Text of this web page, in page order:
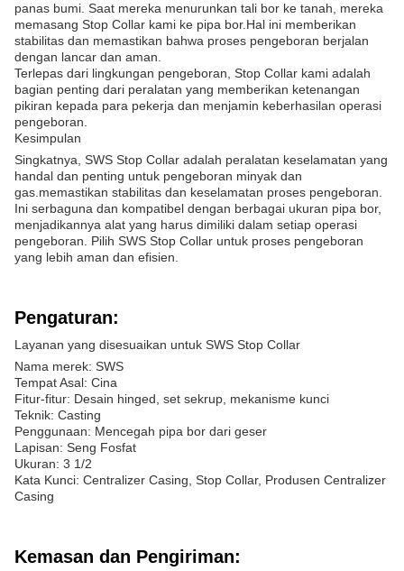
panas bumi. Saat mereka menurunkan tali bor ke tanah, mereka
memasang Stop Collar kami ke pipa bor.Hal ini memberikan
stabilitas dan memastikan bahwa proses pengeboran berjalan
dengan lancar dan aman.
Terlepas dari lingkungan pengeboran, Stop Collar kami adalah
bagian penting dari peralatan yang memberikan ketenangan
pikiran kepada para pekerja dan menjamin keberhasilan operasi
pengeboran.
Kesimpulan
Singkatnya, SWS Stop Collar adalah peralatan keselamatan yang
handal dan penting untuk pengeboran minyak dan
gas.memastikan stabilitas dan keselamatan proses pengeboran.
Ini serbaguna dan kompatibel dengan berbagai ukuran pipa bor,
menjadikannya alat yang harus dimiliki dalam setiap operasi
pengeboran. Pilih SWS Stop Collar untuk proses pengeboran
yang lebih aman dan efisien.
Pengaturan:
Layanan yang disesuaikan untuk SWS Stop Collar
Nama merek: SWS
Tempat Asal: Cina
Fitur-fitur: Desain hinged, set sekrup, mekanisme kunci
Teknik: Casting
Penggunaan: Mencegah pipa bor dari geser
Lapisan: Seng Fosfat
Ukuran: 3 1/2
Kata Kunci: Centralizer Casing, Stop Collar, Produsen Centralizer
Casing
Kemasan dan Pengiriman: